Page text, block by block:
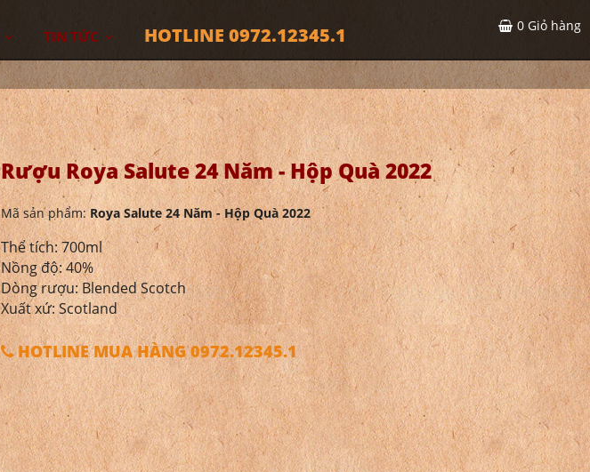
TIN TỨC HOTLINE 0972.12345.1 0 Giỏ hàng
Rượu Roya Salute 24 Năm - Hộp Quà 2022
Mã sản phẩm:Roya Salute 24 Năm - Hộp Quà 2022
Thể tích: 700ml
Nồng độ: 40%
Dòng rượu: Blended Scotch
Xuất xứ: Scotland
HOTLINE MUA HÀNG 0972.12345.1